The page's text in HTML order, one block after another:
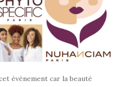
évènement car la beauté